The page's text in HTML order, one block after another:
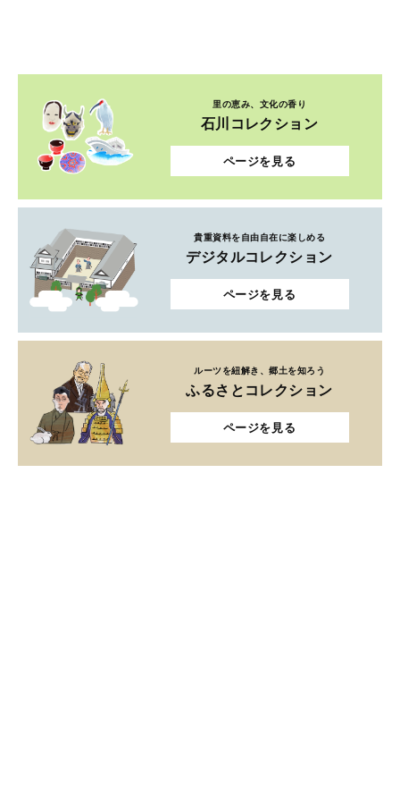
里の恵み、文化の香り
石川コレクション
ページを見る
貴重資料を自由自在に楽しめる
デジタルコレクション
ページを見る
ルーツを紐解き、郷土を知ろう
ふるさとコレクション
ページを見る